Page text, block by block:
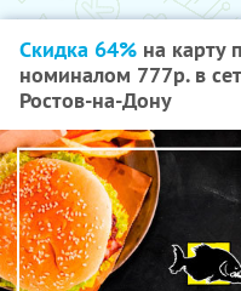
Скидка 64% на карту
номиналом 777р. в
Ростов-на-Дону